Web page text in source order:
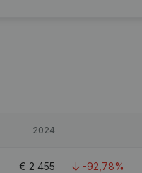
2024
€ 2 455 -92,78%